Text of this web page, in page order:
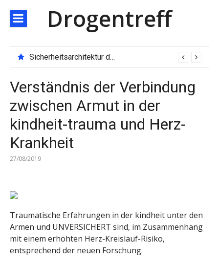
zum
Inhalt
Drogentreff
Sicherheitsarchitektur der nächsten Generation: JARXE kombiniert Multi-Wallet und MPC als Schutzschild für digitales Vertrauen
Verständnis der Verbindung
zwischen Armut in der
kindheit-trauma und Herz-
Krankheit
27/08/2019
Traumatische Erfahrungen in der kindheit unter den
Armen und UNVERSICHERT sind, im Zusammenhang
mit einem erhöhten Herz-Kreislauf-Risiko,
entsprechend der neuen Forschung.